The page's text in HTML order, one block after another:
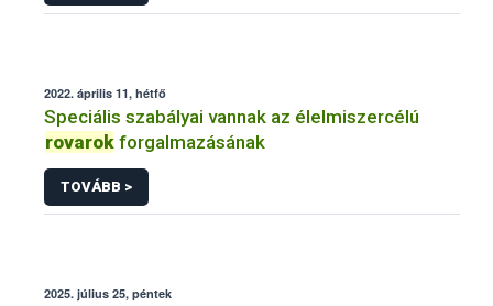
2022. április 11, hétfő
Speciális szabályai vannak az élelmiszercélú
rovarok forgalmazásának
TOVÁBB >
2025. július 25, péntek